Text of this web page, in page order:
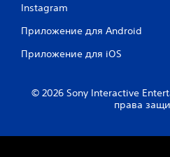
Instagram
Приложение для Android
Приложение для iOS
© 2026 Sony Interactive
права